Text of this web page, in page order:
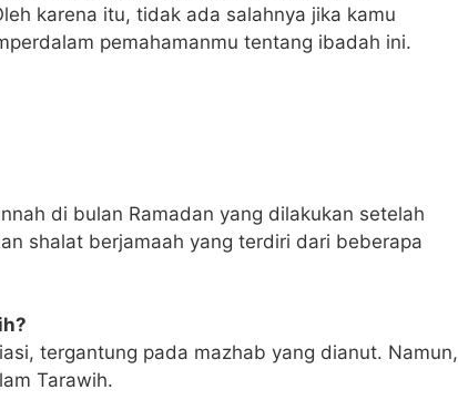
karena itu, tidak ada salahnya jika kamu
pemahamanmu tentang ibadah ini.
di bulan Ramadan yang dilakukan setelah
shalat berjamaah yang terdiri dari beberapa
tergantung pada mazhab yang dianut. Namun,
Tarawih.